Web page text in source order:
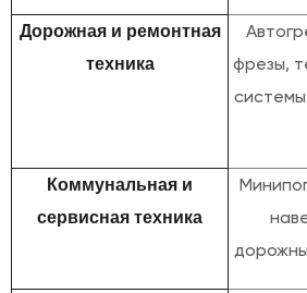
Дорожная и ремонтная
техника
фрезы,
Коммунальная и
сервисная техника